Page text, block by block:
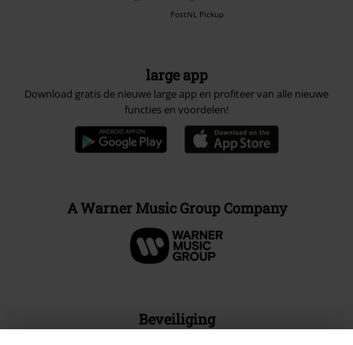
PostNL Pickup
large app
Download gratis de nieuwe large app en profiteer van alle nieuwe
functies en voordelen!
A Warner Music Group Company
Beveiliging